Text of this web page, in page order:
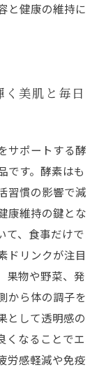
と健康の維持に
美肌と毎日
サポートする酵
です。酵素はも
習慣の影響で減
康維持の鍵とな
て、食事だけで
ドリンクが注目
果物や野菜、発
から体の調子を
として透明感の
くなることでエ
労感軽減や免疫